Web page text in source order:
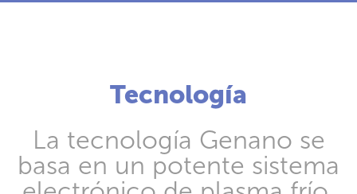
Tecnología
La tecnología Genano se
basa en un potente sistema